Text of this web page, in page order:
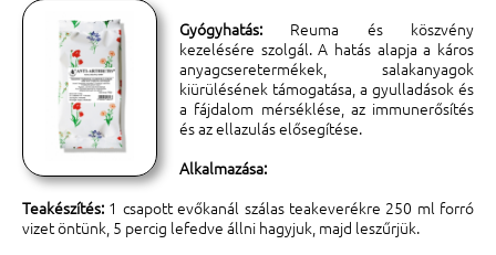
Gyógyhatás: Reuma és köszvény
kezelésére szolgál. A hatás alapja a káros
anyagcseretermékek, salakanyagok
kiürülésének támogatása, a gyulladások és
a fájdalom mérséklése, az immunerősítés
és az ellazulás elősegítése.
Alkalmazása:
Teakészítés: 1 csapott evőkanál szálas teakeverékre 250 ml forró
vizet öntünk, 5 percig lefedve állni hagyjuk, majd leszűrjük.